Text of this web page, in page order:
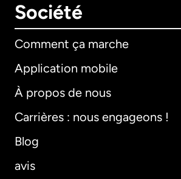
Société
Comment ça marche
Application mobile
À propos de nous
Carrières : nous engageons !
Blog
avis